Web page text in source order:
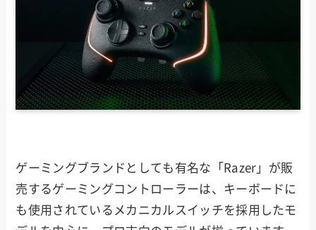
ゲーミングブランドとしても有名な「Razer」が販
売するゲーミングコントローラーは、キーボードに
も使用されているメカニカルスイッチを採用したモ